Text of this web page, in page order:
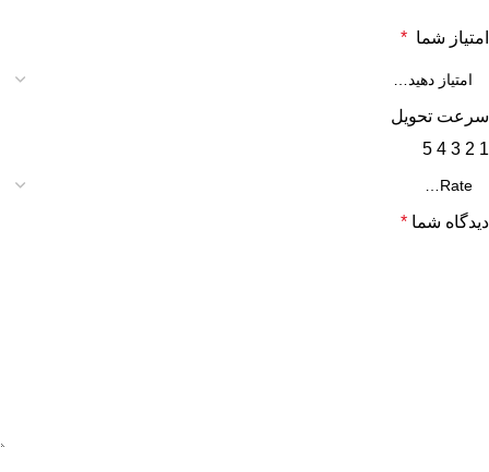
امتیاز شما *
سرعت تحویل
1
2
3
4
5
دیدگاه شما *